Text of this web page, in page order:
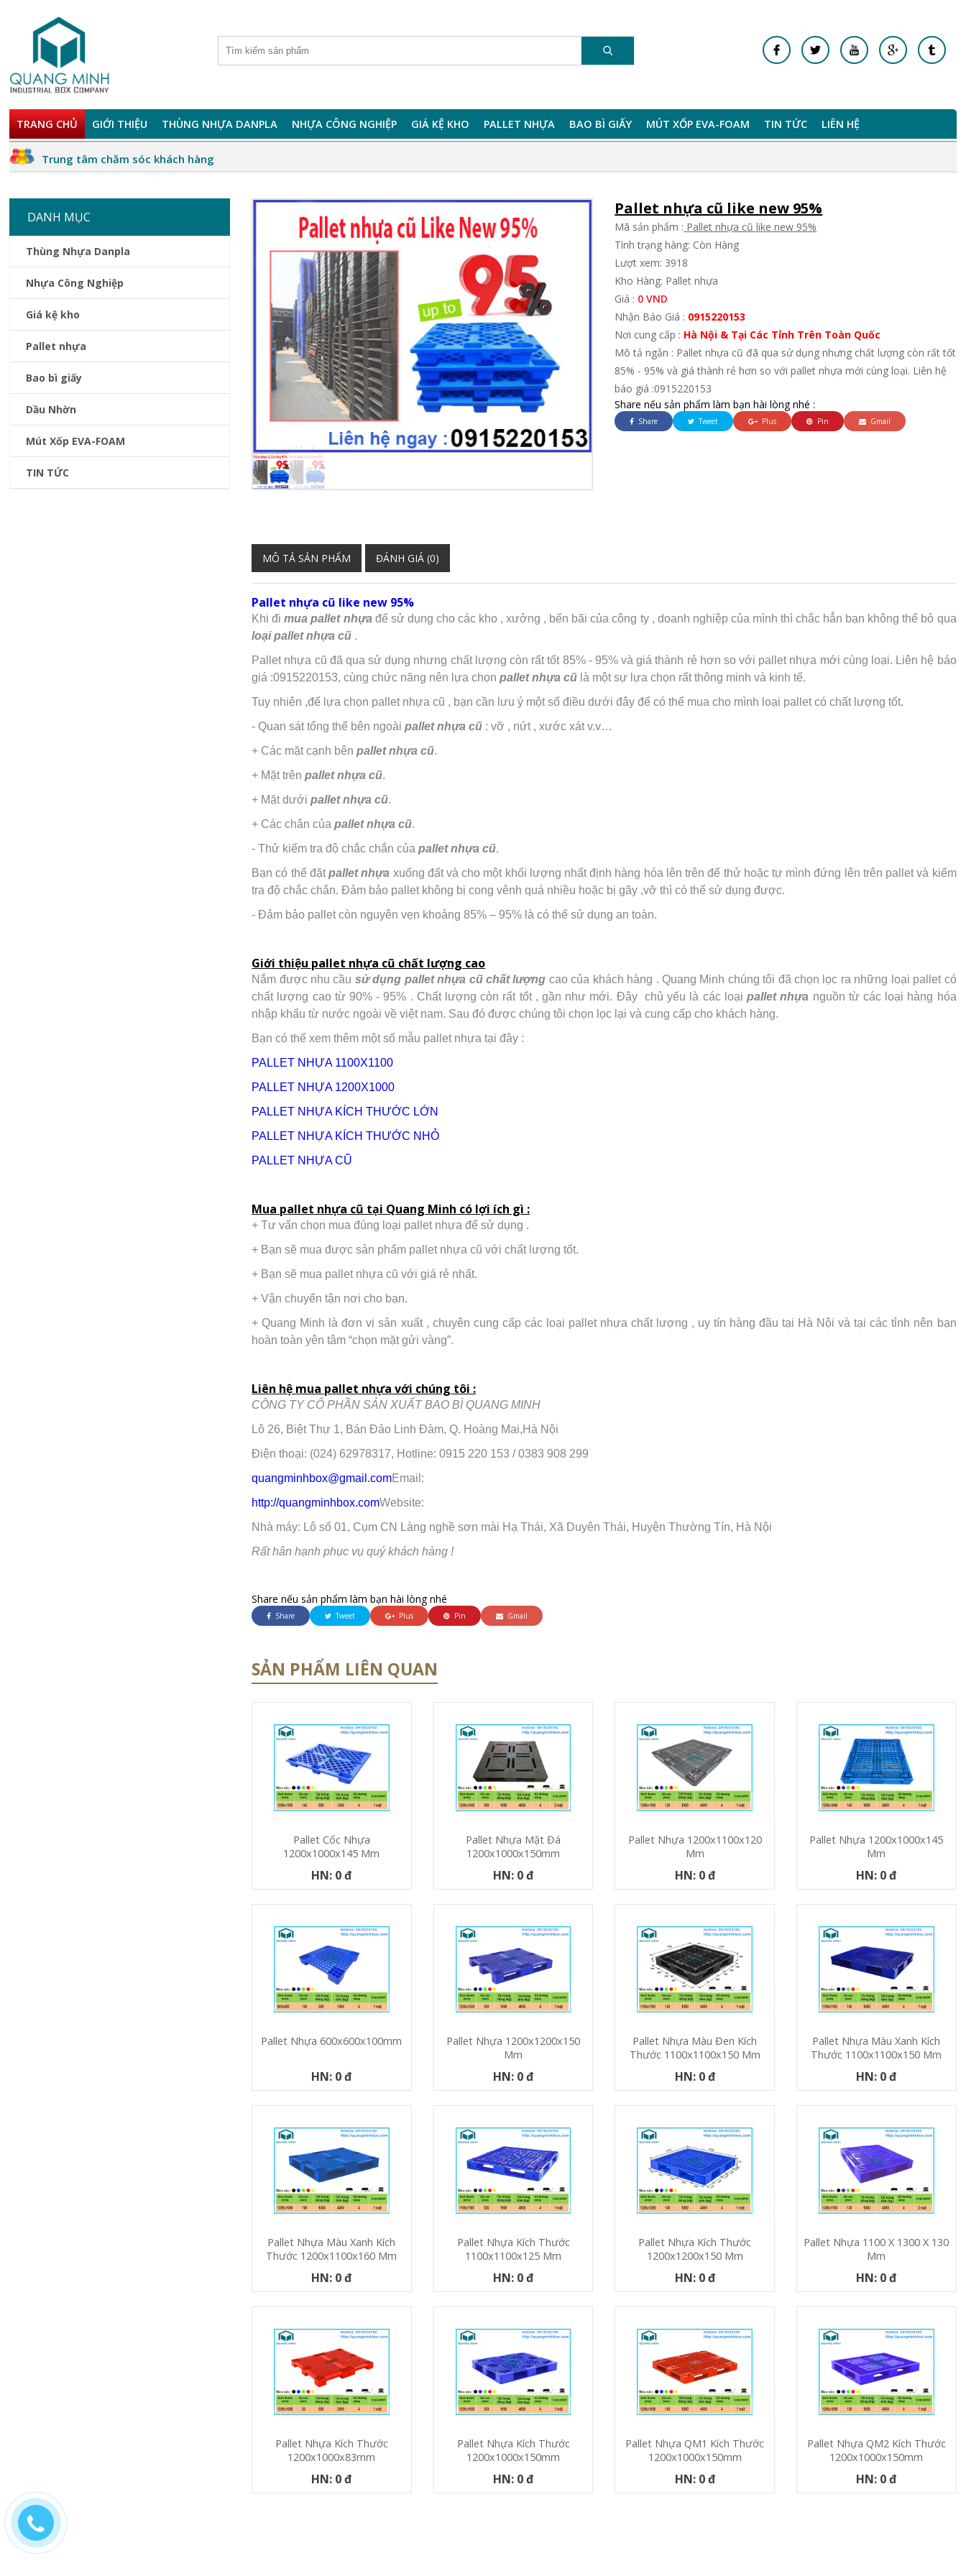
TRANG CHỦ GIỚI THIỆU THÙNG NHỰA DANPLA NHỰA CÔNG NGHIỆP GIÁ KỆ KHO PALLET NHỰA BAO BÌ GIẤY MÚT XỐP EVA-FOAM TIN TỨC LIÊN HỆ
Trung tâm chăm sóc khách hàng
DANH MỤC
Thùng Nhựa Danpla
Nhựa Công Nghiệp
Giá kệ kho
Pallet nhựa
Bao bì giấy
Dầu Nhờn
Mút Xốp EVA-FOAM
TIN TỨC
Pallet nhựa cũ like new 95%
Mã sản phẩm : Pallet nhựa cũ like new 95%
Tình trạng hàng: Còn Hàng
Lượt xem: 3918
Kho Hàng: Pallet nhựa
Giá : 0 VND
Nhận Báo Giá : 0915220153
Nơi cung cấp : Hà Nội & Tại Các Tỉnh Trên Toàn Quốc
Mô tả ngắn : Pallet nhựa cũ đã qua sử dụng nhưng chất lượng còn rất tốt
85% - 95% và giá thành rẻ hơn so với pallet nhựa mới cùng loại. Liên hệ
báo giá :0915220153
Share nếu sản phẩm làm bạn hài lòng nhé :
Share Tweet Plus Pin Gmail
MÔ TẢ SẢN PHẨM ĐÁNH GIÁ (0)
Pallet nhựa cũ like new 95%
Khi đimua pallet nhựa để sử dụng cho các kho , xưởng , bến bãi của công ty , doanh nghiệp của mình thì chắc hẳn bạn không thể bỏ qua
loại pallet nhựa cũ .
Pallet nhựa cũ đã qua sử dụng nhưng chất lượng còn rất tốt 85% - 95% và giá thành rẻ hơn so với pallet nhựa mới cùng loại. Liên hệ báo
giá :0915220153, cùng chức năng nên lựa chọnpallet nhựa cũ là một sự lựa chọn rất thông minh và kinh tế.
Tuy nhiên ,để lựa chọn pallet nhựa cũ , bạn cần lưu ý một số điều dưới đây để có thể mua cho mình loại pallet có chất lượng tốt.
- Quan sát tổng thể bên ngoàipallet nhựa cũ : vỡ , nứt , xước xát v.v…
+ Các mặt cạnh bênpallet nhựa cũ.
+ Mặt trênpallet nhựa cũ.
+ Mặt dướipallet nhựa cũ.
+ Các chân củapallet nhựa cũ.
- Thử kiểm tra độ chắc chắn củapallet nhựa cũ.
Bạn có thể đặtpallet nhựa xuống đất và cho một khối lượng nhất định hàng hóa lên trên để thử hoặc tự mình đứng lên trên pallet và kiểm
tra độ chắc chắn. Đảm bảo pallet không bị cong vênh quá nhiều hoặc bị gãy ,vỡ thì có thể sử dụng được.
- Đảm bảo pallet còn nguyên vẹn khoảng 85% – 95% là có thể sử dụng an toàn.
Giới thiệu pallet nhựa cũ chất lượng cao
Nắm được nhu cầu sử dụng pallet nhựa cũ chất lượng cao của khách hàng . Quang Minh chúng tôi đã chọn lọc ra những loại pallet có
chất lượng cao từ 90% - 95% . Chất lượng còn rất tổt , gần như mới. Đây chủ yếu là các loạipallet nhựa nguồn từ các loại hàng hóa
nhập khẩu từ nước ngoài về việt nam. Sau đó được chúng tôi chọn lọc lại và cung cấp cho khách hàng.
Bạn có thể xem thêm một số mẫu pallet nhựa tại đây :
PALLET NHỰA 1100X1100
PALLET NHỰA 1200X1000
PALLET NHỰA KÍCH THƯỚC LỚN
PALLET NHỰA KÍCH THƯỚC NHỎ
PALLET NHỰA CŨ
Mua pallet nhựa cũ tại Quang Minh có lợi ích gì :
+ Tư vấn chọn mua đúng loại pallet nhựa để sử dụng .
+ Bạn sẽ mua được sản phẩm pallet nhựa cũ với chất lượng tốt.
+ Bạn sẽ mua pallet nhựa cũ với giá rẻ nhất.
+ Vận chuyển tận nơi cho bạn.
+ Quang Minh là đơn vị sản xuất , chuyên cung cấp các loại pallet nhựa chất lượng , uy tín hàng đầu tại Hà Nội và tại các tỉnh nên bạn
hoàn toàn yên tâm “chọn mặt gửi vàng”.
Liên hệ mua pallet nhựa với chúng tôi :
CÔNG TY CỔ PHẦN SẢN XUẤT BAO BÌ QUANG MINH
Lô 26, Biệt Thự 1, Bán Đảo Linh Đàm, Q. Hoàng Mai,Hà Nội
Điện thoại: (024) 62978317, Hotline: 0915 220 153 / 0383 908 299
Email:
quangminhbox@gmail.com
Website:
http://quangminhbox.com
Nhà máy: Lô số 01, Cụm CN Làng nghề sơn mài Hạ Thái, Xã Duyên Thái, Huyện Thường Tín, Hà Nội
Rất hân hạnh phục vụ quý khách hàng !
Share nếu sản phẩm làm bạn hài lòng nhé
Share Tweet Plus Pin Gmail
SẢN PHẨM LIÊN QUAN
Pallet Cốc Nhựa
1200x1000x145 Mm
HN: 0 đ
Pallet Nhựa Mặt Đá
1200x1000x150mm
HN: 0 đ
Pallet Nhựa 1200x1100x120
Mm
HN: 0 đ
Pallet Nhựa 1200x1000x145
Mm
HN: 0 đ
Pallet Nhựa 600x600x100mm
HN: 0 đ
Pallet Nhựa 1200x1200x150
Mm
HN: 0 đ
Pallet Nhựa Màu Đen Kích
Thước 1100x1100x150 Mm
HN: 0 đ
Pallet Nhựa Màu Xanh Kích
Thước 1100x1100x150 Mm
HN: 0 đ
Pallet Nhựa Màu Xanh Kích
Thước 1200x1100x160 Mm
HN: 0 đ
Pallet Nhựa Kích Thước
1100x1100x125 Mm
HN: 0 đ
Pallet Nhựa Kích Thước
1200x1200x150 Mm
HN: 0 đ
Pallet Nhựa 1100 X 1300 X 130
Mm
HN: 0 đ
Pallet Nhựa Kích Thước
1200x1000x83mm
HN: 0 đ
Pallet Nhựa Kích Thước
1200x1000x150mm
HN: 0 đ
Pallet Nhựa QM1 Kích Thước
1200x1000x150mm
HN: 0 đ
Pallet Nhựa QM2 Kích Thước
1200x1000x150mm
HN: 0 đ